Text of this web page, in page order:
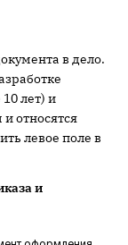
в дело.
лет) и
относятся
левое поле в
и